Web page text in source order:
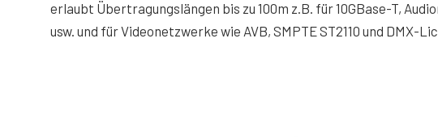
erlaubt Übertragungslängen bis zu 100m z.B. für 10GBase-T,
usw. und für Videonetzwerke wie AVB, SMPTE ST2110 und DMX-